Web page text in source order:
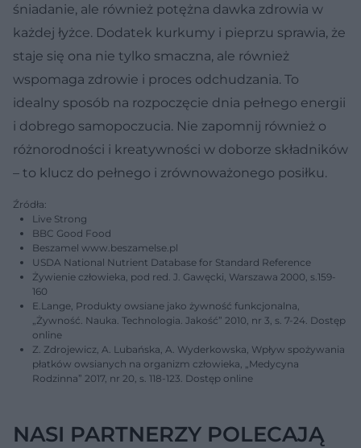
śniadanie, ale również potężna dawka zdrowia w
każdej łyżce. Dodatek kurkumy i pieprzu sprawia, że
staje się ona nie tylko smaczna, ale również
wspomaga zdrowie i proces odchudzania. To
idealny sposób na rozpoczęcie dnia pełnego energii
i dobrego samopoczucia. Nie zapomnij również o
różnorodności i kreatywności w doborze składników
– to klucz do pełnego i zrównoważonego posiłku.
Źródła:
Live Strong
BBC Good Food
Beszamel www.beszamelse.pl
USDA National Nutrient Database for Standard Reference
Żywienie człowieka, pod red. J. Gawęcki, Warszawa 2000, s.159-
160
E.Lange, Produkty owsiane jako żywność funkcjonalna,
„Żywność. Nauka. Technologia. Jakość” 2010, nr 3, s. 7-24. Dostęp
online
Z. Zdrojewicz, A. Lubańska, A. Wyderkowska, Wpływ spożywania
płatków owsianych na organizm człowieka, „Medycyna
Rodzinna” 2017, nr 20, s. 118-123. Dostęp online
NASI PARTNERZY POLECAJĄ